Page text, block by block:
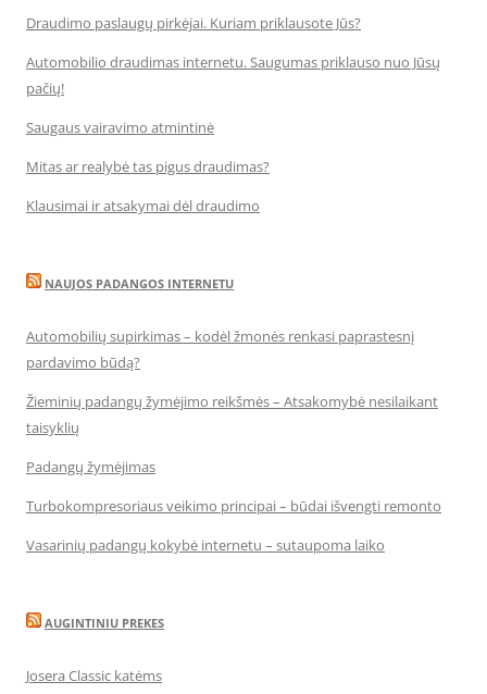
Draudimo paslaugų pirkėjai. Kuriam priklausote Jūs?
Automobilio draudimas internetu. Saugumas priklauso nuo Jūsų
pačių!
Saugaus vairavimo atmintinė
Mitas ar realybė tas pigus draudimas?
Klausimai ir atsakymai dėl draudimo
NAUJOS PADANGOS INTERNETU
Automobilių supirkimas – kodėl žmonės renkasi paprastesnį
pardavimo būdą?
Žieminių padangų žymėjimo reikšmės – Atsakomybė nesilaikant
taisyklių
Padangų žymėjimas
Turbokompresoriaus veikimo principai – būdai išvengti remonto
Vasarinių padangų kokybė internetu – sutaupoma laiko
AUGINTINIU PREKES
Josera Classic katėms